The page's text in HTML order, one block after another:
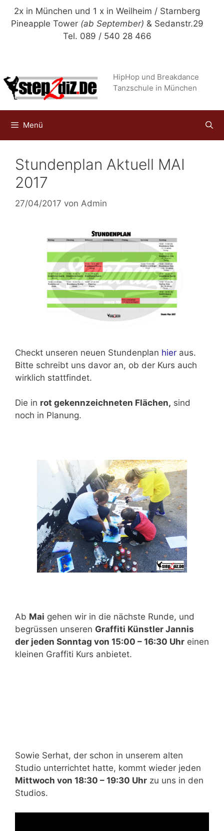
Zum
Inhalt
2x in München und 1 x in Weilheim / Starnberg
Pineapple Tower (ab September) & Sedanstr.29
Tel. 089 / 540 28 466
HipHop und Breakdance
Tanzschule in München
Menü
Stundenplan Aktuell MAI
2017
27/04/2017 von Admin
Checkt unseren neuen Stundenplan hier aus.
Bitte schreibt uns davor an, ob der Kurs auch
wirklich stattfindet.
Die in rot gekennzeichneten Flächen, sind
noch in Planung.
Ab Mai gehen wir in die nächste Runde, und
begrüssen unseren Graffiti Künstler Jannis
der jeden Sonntag von 15:00 – 16:30 Uhr einen
kleinen Graffiti Kurs anbietet.
Sowie Serhat, der schon in unserem alten
Studio unterrichtet hatte, kommt wieder jeden
Mittwoch von 18:30 – 19:30 Uhr zu uns in den
Studios.